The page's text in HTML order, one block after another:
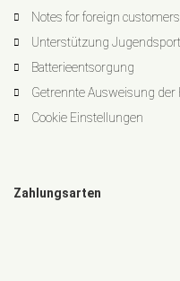
Notes for foreign customers
Unterstützung Jugendsport
Batterieentsorgung
Getrennte Ausweisung der
Cookie Einstellungen
Zahlungsarten